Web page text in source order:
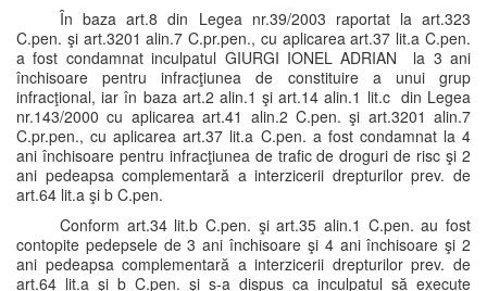
În baza art.8 din Legea nr.39/2003 raportat la art.323
C.pen. şi art.3201 alin.7 C.pr.pen., cu aplicarea art.37 lit.a C.pen.
a fost condamnat inculpatul GIURGI IONEL ADRIAN la 3 ani
închisoare pentru infracţiunea de constituire a unui grup
infracţional, iar în baza art.2 alin.1 şi art.14 alin.1 lit.c din Legea
nr.143/2000 cu aplicarea art.41 alin.2 C.pen. şi art.3201 alin.7
C.pr.pen., cu aplicarea art.37 lit.a C.pen. a fost condamnat la 4
ani închisoare pentru infracţiunea de trafic de droguri de risc şi 2
ani pedeapsa complementară a interzicerii drepturilor prev. de
art.64 lit.a şi b C.pen.
Conform art.34 lit.b C.pen. şi art.35 alin.1 C.pen. au fost
contopite pedepsele de 3 ani închisoare şi 4 ani închisoare şi 2
ani pedeapsa complementară a interzicerii drepturilor prev. de
art.64 lit.a şi b C.pen. şi s-a dispus ca inculpatul să execute